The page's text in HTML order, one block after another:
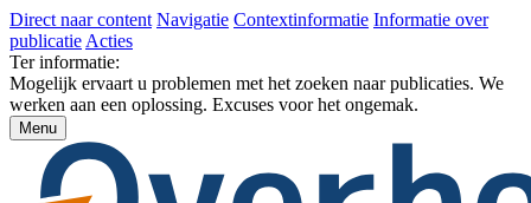
Direct naar content Navigatie Contextinformatie Informatie over
publicatie Acties
Ter informatie:
Mogelijk ervaart u problemen met het zoeken naar publicaties. We
werken aan een oplossing. Excuses voor het ongemak.
Menu